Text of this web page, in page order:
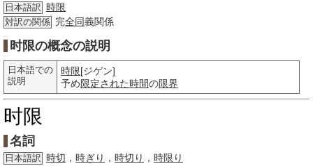
日本語訳 時限
対訳の関係 完全同義関係
时限の概念の説明
日本語での
説明
時限[ジゲン]
予め限定された時間の限界
时限
名詞
日本語訳 時切 ， 時ぎり ， 時切り ， 時限り